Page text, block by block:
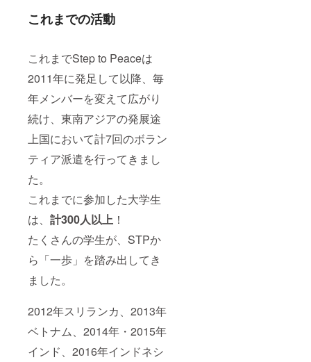
これまでの活動
これまでStep to Peaceは
2011年に発足して以降、毎
年メンバーを変えて広がり
続け、東南アジアの発展途
上国において計7回のボラン
ティア派遣を行ってきまし
た。
これまでに参加した大学生
は、 計300人以上 ！
たくさんの学生が、STPか
ら「一歩」を踏み出してき
ました。
2012年スリランカ、2013年
ベトナム、2014年・2015年
インド、2016年インドネシ